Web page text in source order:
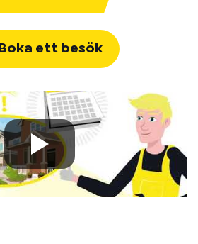
Boka ett besök